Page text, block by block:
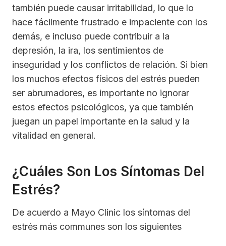
también puede causar irritabilidad, lo que lo
hace fácilmente frustrado e impaciente con los
demás, e incluso puede contribuir a la
depresión, la ira, los sentimientos de
inseguridad y los conflictos de relación. Si bien
los muchos efectos físicos del estrés pueden
ser abrumadores, es importante no ignorar
estos efectos psicológicos, ya que también
juegan un papel importante en la salud y la
vitalidad en general.
¿Cuáles Son Los Síntomas Del
Estrés?
De acuerdo a Mayo Clinic los síntomas del
estrés más communes son los siguientes